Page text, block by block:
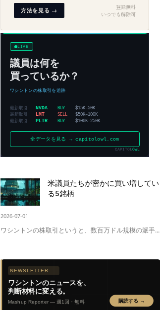
米議員たちが密かに買い増してい
る5銘柄
2026-07-01
ワシントンの株取引というと、数百万ドル規模の派手...
NEWSLETTER
ワシントンのニュースを、
判断材料に変える。
Mashup Reporter — 週1回・無料 購読する →